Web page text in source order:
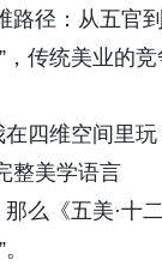
路径：从五官
传统美业的
四维空间里
整美学语言
么《五美·十